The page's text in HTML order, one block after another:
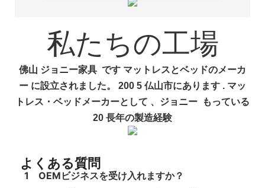
私たちの工場
佛山 ジョニー家具 です マットレスとベッドのメーカ
ー に設立されました。 200 5 仏山市にあります . マッ
トレス・ベッドメーカーとして 、ジョニー
もっている
20 長年の製造経験
よくある質問
1
OEMビジネスを受け入れますか？